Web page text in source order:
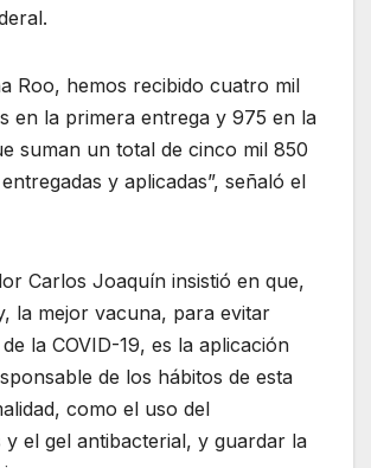
Roo, hemos recibido cuatro mil
en la primera entrega y 975 en la
suman un total de cinco mil 850
y aplicadas”, señaló el
Carlos Joaquín insistió en que,
la mejor vacuna, para evitar
la COVID-19, es la aplicación
de los hábitos de esta
como el uso del
el gel antibacterial, y guardar la